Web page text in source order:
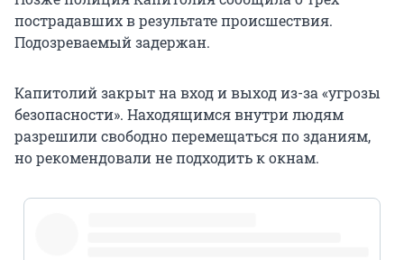
пострадавших в результате происшествия.
Подозреваемый задержан.
Капитолий закрыт на вход и выход из-за «угрозы
безопасности». Находящимся внутри людям
разрешили свободно перемещаться по зданиям,
но рекомендовали не подходить к окнам.